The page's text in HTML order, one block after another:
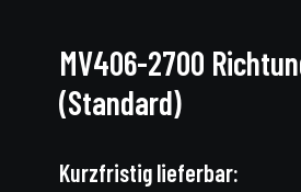
MV406-2700
(Standard)
Kurzfristig lieferbar: